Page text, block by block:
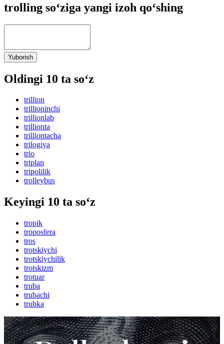
trolling so‘ziga yangi izoh qo‘shing
Yuborish
Oldingi 10 ta so‘z
trillion
trillioninchi
trillionlab
trillionta
trilliontacha
trilogiya
trio
triplan
tripolilik
trolleybus
Keyingi 10 ta so‘z
tropik
troposfera
tros
trotskiychi
trotskiychilik
trotskizm
trotuar
truba
trubachi
trubka